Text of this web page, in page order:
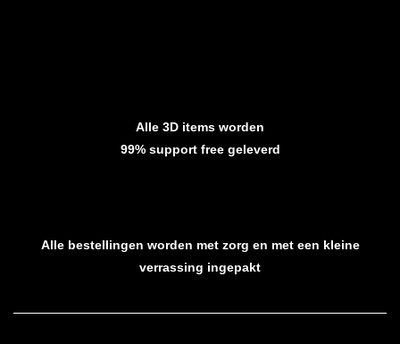
Alle 3D items worden
99% support free geleverd
Alle bestellingen worden met zorg en met een kleine
verrassing ingepakt